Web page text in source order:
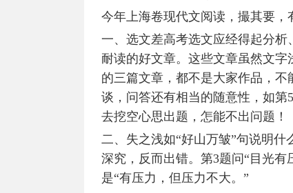
今年上海卷现代文阅读，撮其要，
一、选文差高考选文应经得起分
耐读的好文章。这些文章虽然文
的三篇文章，都不是大家作品，
谈，问答还有相当的随意性，如
去挖空心思出题，怎能不出问题！
二、失之浅如“好山万皱”句说明
深究，反而出错。第3题问“目光
是“有压力，但压力不大。”